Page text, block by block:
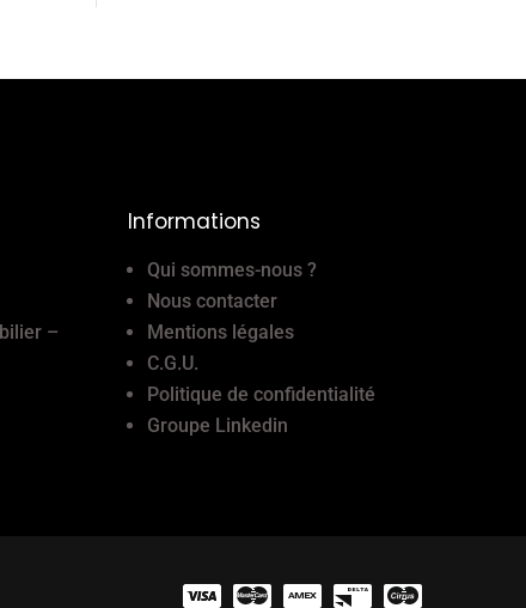
–
Informations
Qui sommes-nous ?
Nous contacter
Mentions légales
C.G.U.
Politique de confidentialité
Groupe Linkedin